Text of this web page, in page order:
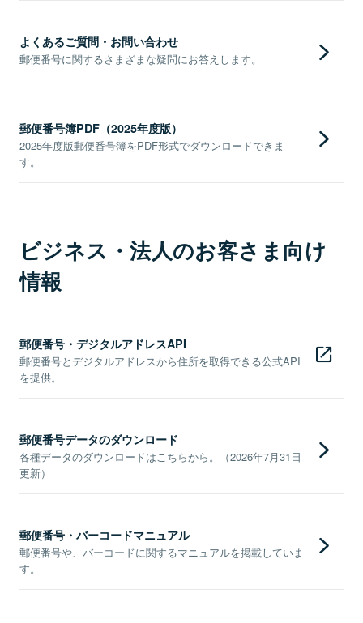
よくあるご質問・お問い合わせ
郵便番号に関するさまざまな疑問にお答えします。
郵便番号簿PDF（2025年度版）
2025年度版郵便番号簿をPDF形式でダウンロードできま
す。
ビジネス・法人のお客さま向け
情報
郵便番号・デジタルアドレスAPI
郵便番号とデジタルアドレスから住所を取得できる公式API
を提供。
郵便番号データのダウンロード
各種データのダウンロードはこちらから。（2026年7月31日
更新）
郵便番号・バーコードマニュアル
郵便番号や、バーコードに関するマニュアルを掲載していま
す。